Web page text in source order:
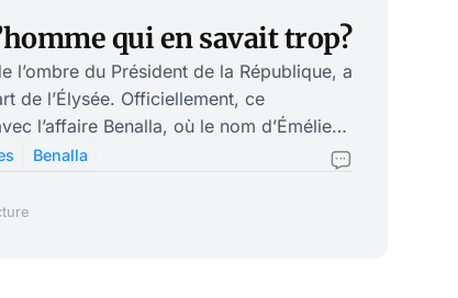
qui en savait trop?
l’ombre du Président de la République, a
de l’Élysée. Officiellement, ce
l’affaire Benalla, où le nom d’Émélien
l’explication est peut-être moins
qui sortira à la fin du mois. Il y
Benalla